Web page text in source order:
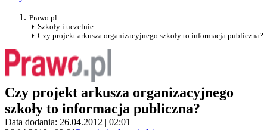
Prawo.pl
Szkoły i uczelnie
Czy projekt arkusza organizacyjnego szkoły to informacja publiczna?
Czy projekt arkusza organizacyjnego
szkoły to informacja publiczna?
Data dodania: 26.04.2012 | 02:01